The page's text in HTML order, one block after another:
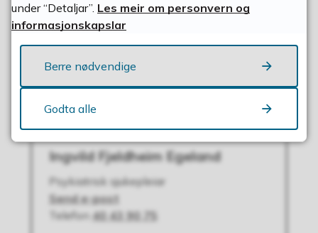
Iren Urdal
E-post
Send e-posttil Iren Urdal
Telefon40 43 90 73
Ingvild Fjeldheim Egeland
Psykiatrisk sjukepleiar
E-post
Send e-post
Telefon 40 43 90 75
under “Detaljar”. Les meir om personvern og
informasjonskapslar
Berre nødvendige
Godta alle